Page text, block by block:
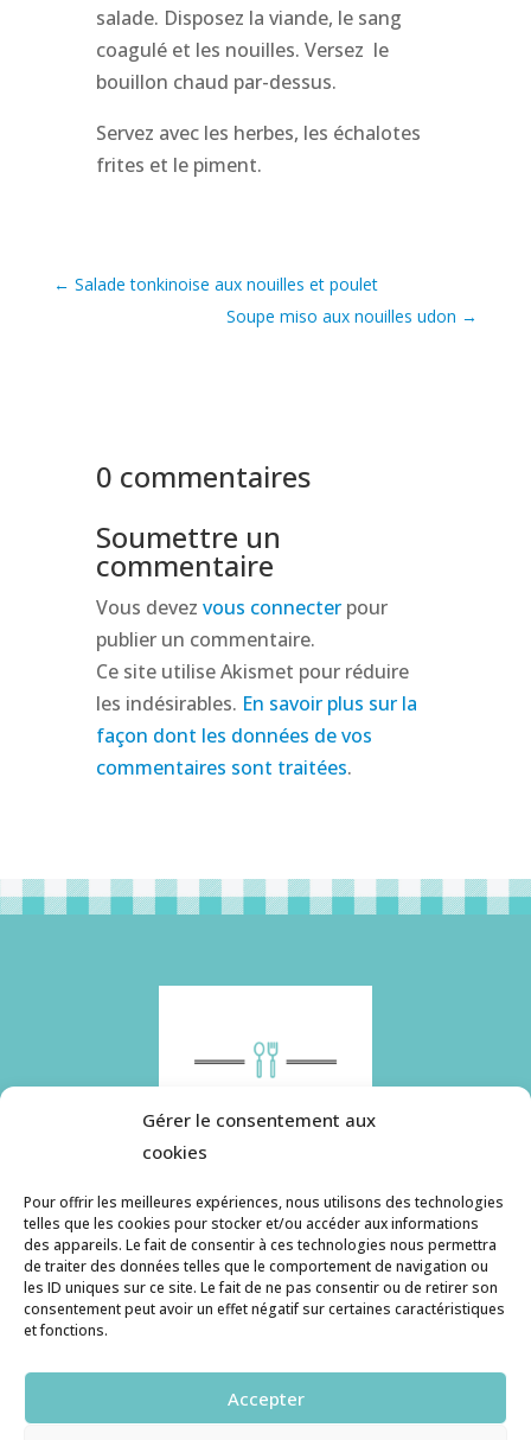
Gérer le consentement aux
cookies
Pour offrir les meilleures expériences, nous utilisons des technologies
telles que les cookies pour stocker et/ou accéder aux informations
des appareils. Le fait de consentir à ces technologies nous permettra
de traiter des données telles que le comportement de navigation ou
les ID uniques sur ce site. Le fait de ne pas consentir ou de retirer son
consentement peut avoir un effet négatif sur certaines caractéristiques
et fonctions.
Accepter
salade. Disposez la viande, le sang
coagulé et les nouilles. Versez le
bouillon chaud par-dessus.
Servez avec les herbes, les échalotes
frites et le piment.
← Salade tonkinoise aux nouilles et poulet
Soupe miso aux nouilles udon →
0 commentaires
Soumettre un
commentaire
Vous devez vous connecterpour
publier un commentaire.
Ce site utilise Akismet pour réduire
les indésirables. En savoir plus sur la
façon dont les données de vos
commentaires sont traitées.
Histoire de pâtes utilise des cookies. Pour en
savoir plus, ainsi que sur la politique de
confidentialité, cliquez ici.
Contact
histoiredepates@gmail.com